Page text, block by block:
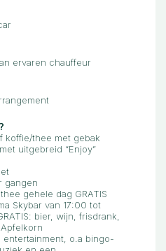
ervaren chauffeur
koffie/thee met gebak
uitgebreid “Enjoy”
gangen
gehele dag GRATIS
Skybar van 17:00 tot
bier, wijn, frisdrank,
o.a bingo-